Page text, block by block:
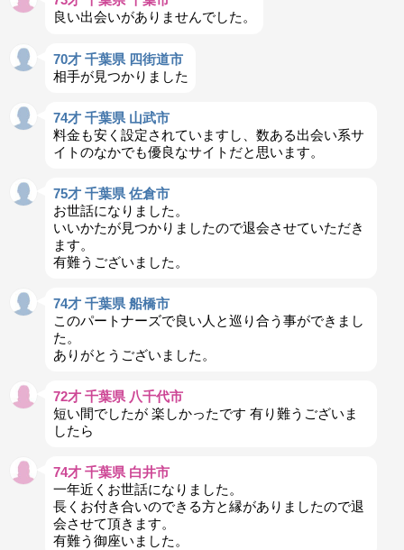
良い出会いがありませんでした。
70才 千葉県 四街道市
相手が見つかりました
74才 千葉県 山武市
料金も安く設定されていますし、数ある出会い系サ
イトのなかでも優良なサイトだと思います。
75才 千葉県 佐倉市
お世話になりました。
いいかたが見つかりましたので退会させていただき
ます。
有難うございました。
74才 千葉県 船橋市
このパートナーズで良い人と巡り合う事ができまし
た。
ありがとうございました。
72才 千葉県 八千代市
短い間でしたが 楽しかったです 有り難うございま
したら
74才 千葉県 白井市
一年近くお世話になりました。
長くお付き合いのできる方と縁がありましたので退
会させて頂きます。
有難う御座いました。